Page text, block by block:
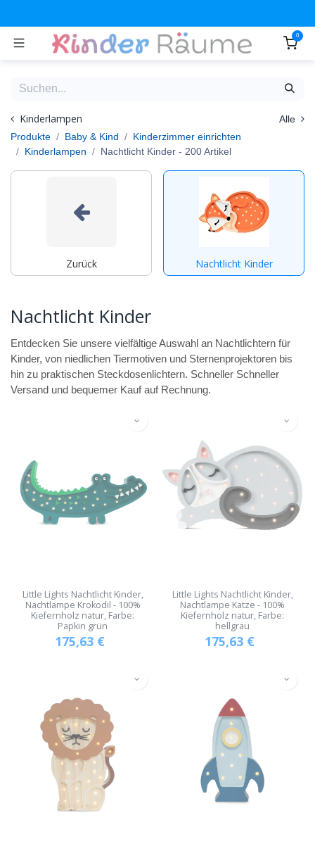
0
Kinderlampen
Alle
Produkte
Baby & Kind
Kinderzimmer einrichten
Kinderlampen
Nachtlicht Kinder - 200 Artikel
Zurück Nachtlicht Kinder
Nachtlicht Kinder
Entdecken Sie unsere vielfältige Auswahl an Nachtlichtern für
Kinder, von niedlichen Tiermotiven und Sternenprojektoren bis
hin zu praktischen Steckdosenlichtern. Schneller Schneller
Versand und bequemer Kauf auf Rechnung.
Little Lights Nachtlicht Kinder,
Nachtlampe Krokodil - 100%
Kiefernholz natur, Farbe:
Papkin grün
175,63 €
Little Lights Nachtlicht Kinder,
Nachtlampe Katze - 100%
Kiefernholz natur, Farbe:
hellgrau
175,63 €